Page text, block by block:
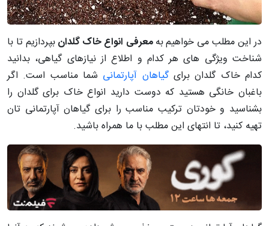
در این مطلب می خواهیمبهمعرفی انواع خاک گلدانبپردازیم تا با
شناخت ویژگی های هر کدام و اطلاع از نیازهای گیاهی، بدانید
کدام خاک گلدان برایگیاهان آپارتمانی شما مناسب است. اگر
باغبان خانگی هستید که دوست دارید انواع خاک برای گلدان را
بشناسید و خودتان ترکیب مناسب را برای گیاهان آپارتمانی تان
تهیه کنید، تا انتهای این مطلب با ما همراه باشید.